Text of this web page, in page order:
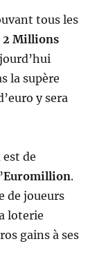
tous les
2 Millions
la supère
y sera
de
Euromillion.
de joueurs
loterie
gains à ses